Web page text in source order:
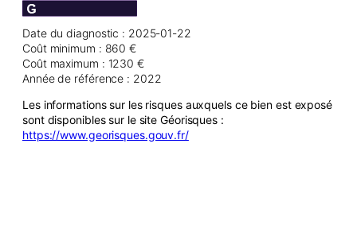
Date du diagnostic : 2025-01-22
Coût minimum : 860 €
Coût maximum : 1230 €
Année de référence : 2022
Les informations sur les risques auxquels ce bien est exposé
sont disponibles sur le site Géorisques :
https://www.georisques.gouv.fr/